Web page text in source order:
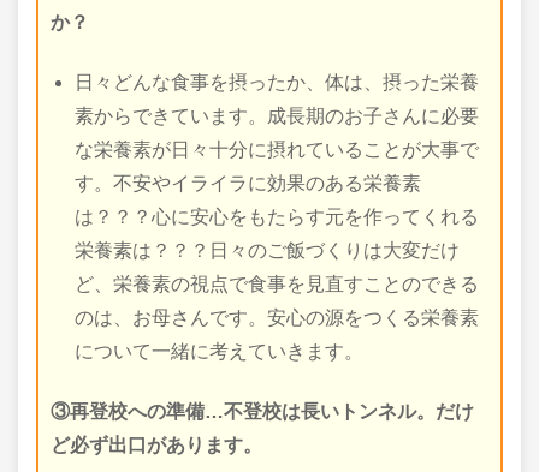
か？
日々どんな食事を摂ったか、体は、摂った栄養
素からできています。成長期のお子さんに必要
な栄養素が日々十分に摂れていることが大事で
す。不安やイライラに効果のある栄養素
は？？？心に安心をもたらす元を作ってくれる
栄養素は？？？日々のご飯づくりは大変だけ
ど、栄養素の視点で食事を見直すことのできる
のは、お母さんです。安心の源をつくる栄養素
について一緒に考えていきます。
③再登校への準備…不登校は長いトンネル。だけ
ど必ず出口があります。